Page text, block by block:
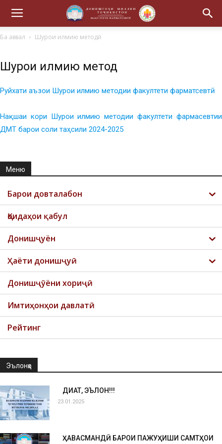
Ба аввал Шурои илмию методӣ
Шурои илмию методӣ
Руйхати аъзои Шурои илмию методии факултети фарматсевтӣ
Нақшаи кори Шурои илмию методии факултети фармасевтии
ДМТ барои соли таҳсили 2024-2025
Меню
Барои довталабон
Қоидаҳои қабул
Донишҷуён
Ҳаёти донишҷуӣ
Донишҷӯёни хориҷӣ
Имтиҳонҳои давлатӣ
Рейтинг
Эълонҳо
ДИҚҚАТ, ЭЪЛОН!!!
23.01.2025
ҲАВАСМАНДӢ БАРОИ ПАЖУҲИШИ САМТҲОИ